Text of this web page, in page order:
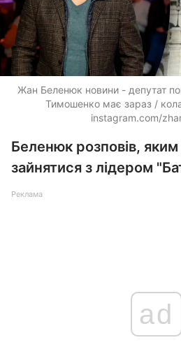
Жан Беленюк новини - депутат
Тимошенко має зараз /
instagram.com/
Беленюк розповів,
зайнятися з лідером
Реклама
ad